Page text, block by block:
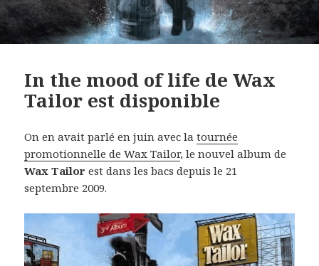
In the mood of life de Wax
Tailor est disponible
On en avait parlé en juin avec latournée
promotionnelle de Wax Tailor, le nouvel album de
Wax Tailor est dans les bacs depuis le 21
septembre 2009.